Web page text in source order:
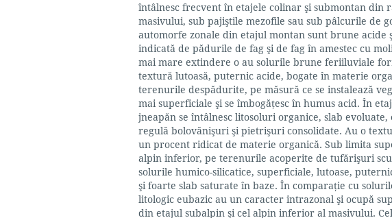
întâlnesc frecvent în etajele colinar şi submontan din
masivului, sub pajiştile mezofile sau sub pâlcurile de
automorfe zonale din etajul montan sunt brune acide
indicată de pădurile de fag şi de fag în amestec cu
mai mare extindere o au solurile brune feriiluviale
textură lutoasă, puternic acide, bogate în materie
terenurile despădurite, pe măsură ce se instalează
mai superficiale şi se îmbogăţesc în humus acid. În
jneapăn se întâlnesc litosoluri organice, slab
regulă bolovănişuri şi pietrişuri consolidate. Au o
un procent ridicat de materie organică. Sub limita
alpin inferior, pe terenurile acoperite de tufărişuri
solurile humico-silicatice, superficiale, lutoase,
şi foarte slab saturate în baze. În comparaţie cu
litologic eubazic au un caracter intrazonal şi ocupă
din etajul subalpin şi cel alpin inferior al masivului.